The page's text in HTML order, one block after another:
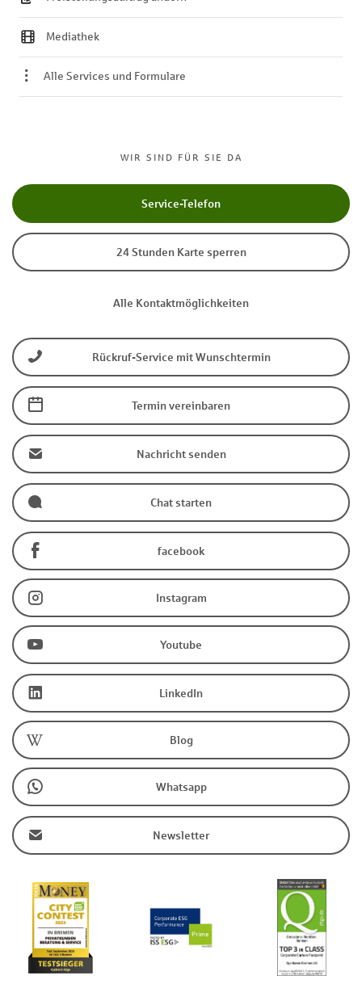
WIR SIND FÜR SIE DA
Service-Telefon
24 Stunden Karte sperren
Alle Kontaktmöglichkeiten
Rückruf-Service mit Wunschtermin
Termin vereinbaren
Nachricht senden
Chat starten
facebook
Instagram
Youtube
LinkedIn
Blog
Whatsapp
Newsletter
Mediathek
Alle Services und Formulare